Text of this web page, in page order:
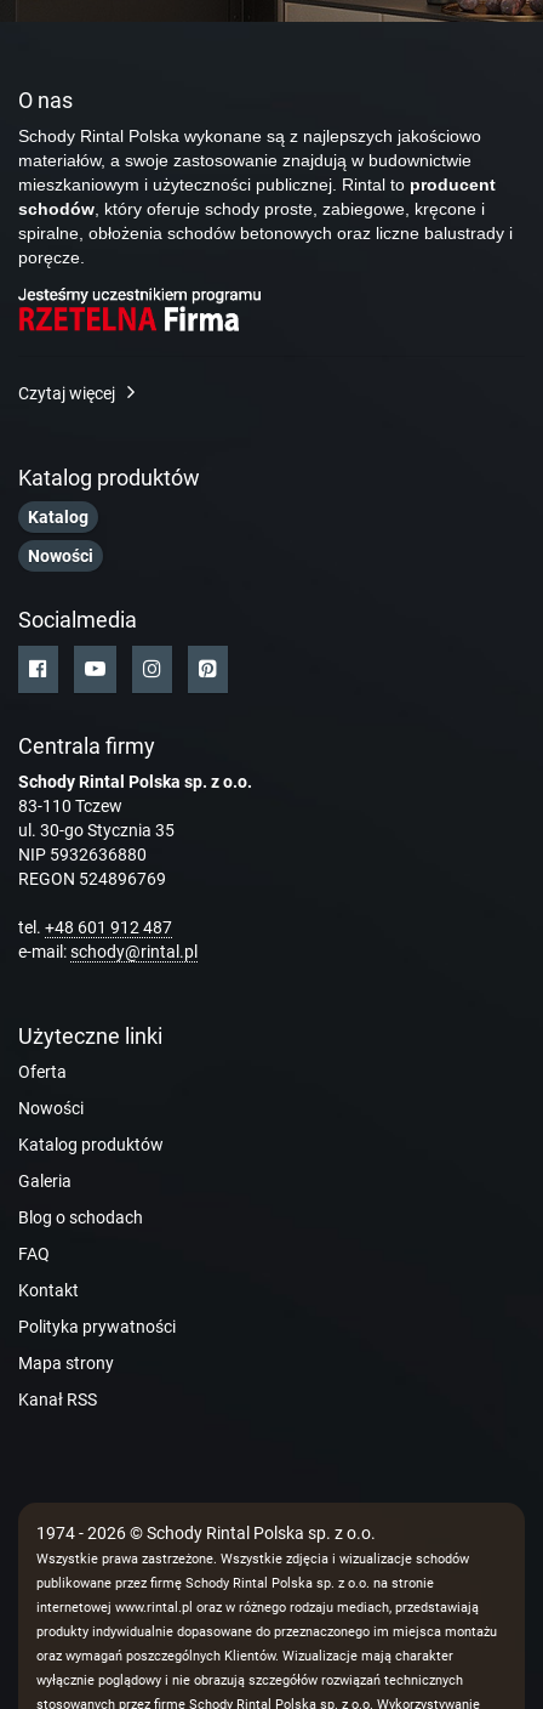
O nas
Schody Rintal Polska wykonane są z najlepszych jakościowo
materiałów, a swoje zastosowanie znajdują w budownictwie
mieszkaniowym i użyteczności publicznej. Rintal to producent
schodów, który oferuje schody proste, zabiegowe, kręcone i
spiralne, obłożenia schodów betonowych oraz liczne balustrady i
poręcze.
Czytaj więcej
Katalog produktów
Katalog
Nowości
Socialmedia
Centrala firmy
Schody Rintal Polska sp. z o.o.
83-110 Tczew
ul. 30-go Stycznia 35
NIP 5932636880
REGON 524896769
tel. +48 601 912 487
e-mail:schody@rintal.pl
Użyteczne linki
Oferta
Nowości
Katalog produktów
Galeria
Blog o schodach
FAQ
Kontakt
Polityka prywatności
Mapa strony
Kanał RSS
1974 - 2026 © Schody Rintal Polska sp. z o.o.
Wszystkie prawa zastrzeżone. Wszystkie zdjęcia i wizualizacje schodów
publikowane przez firmę Schody Rintal Polska sp. z o.o. na stronie
internetowej www.rintal.pl oraz w różnego rodzaju mediach, przedstawiają
produkty indywidualnie dopasowane do przeznaczonego im miejsca montażu
oraz wymagań poszczególnych Klientów. Wizualizacje mają charakter
wyłącznie poglądowy i nie obrazują szczegółów rozwiązań technicznych
stosowanych przez firmę Schody Rintal Polska sp. z o.o. Wykorzystywanie